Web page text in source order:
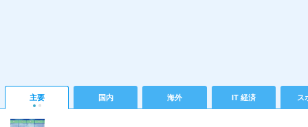
主要 国内 海外 IT 経済 ス